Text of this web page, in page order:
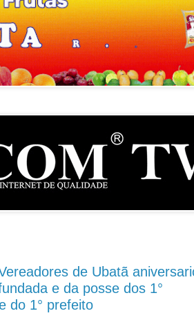
de Ubatã
e da posse dos 1°
do 1° prefeito